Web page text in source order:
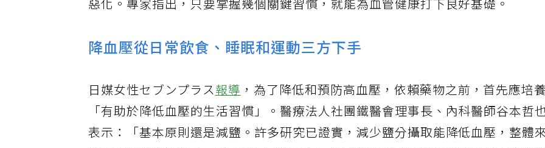
惡化。專家指出，只要掌握幾個關鍵習慣，就能為血管健康打下良好基礎。
降血壓從日常飲食、睡眠和運動三方下手
日媒女性セブンプラス報導 ，為了降低和預防高血壓，依賴藥物之前，首先應培養
「有助於降低血壓的生活習慣」。醫療法人社團鐵醫會理事長、內科醫師谷本哲
表示：「基本原則還是減鹽。許多研究已證實，減少鹽分攝取能降低血壓，整體